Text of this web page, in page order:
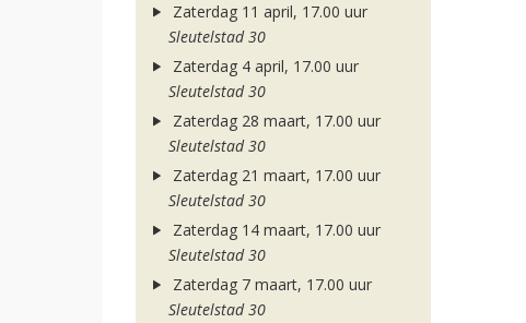
Zaterdag 11 april, 17.00 uur
Sleutelstad 30
Zaterdag 4 april, 17.00 uur
Sleutelstad 30
Zaterdag 28 maart, 17.00 uur
Sleutelstad 30
Zaterdag 21 maart, 17.00 uur
Sleutelstad 30
Zaterdag 14 maart, 17.00 uur
Sleutelstad 30
Zaterdag 7 maart, 17.00 uur
Sleutelstad 30